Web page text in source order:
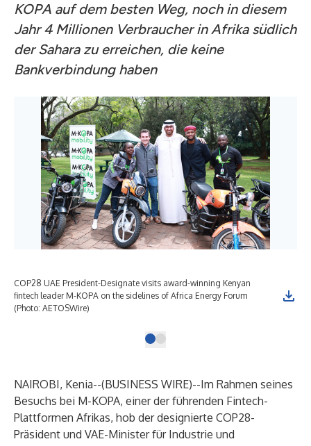
KOPA auf dem besten Weg, noch in diesem
Jahr 4 Millionen Verbraucher in Afrika südlich
der Sahara zu erreichen, die keine
Bankverbindung haben
COP28 UAE President-Designate visits award-winning Kenyan
fintech leader M-KOPA on the sidelines of Africa Energy Forum
(Photo: AETOSWire)
NAIROBI, Kenia--(BUSINESS WIRE)--Im Rahmen seines
Besuchs bei M-KOPA, einer der führenden Fintech-
Plattformen Afrikas, hob der designierte COP28-
Präsident und VAE-Minister für Industrie und